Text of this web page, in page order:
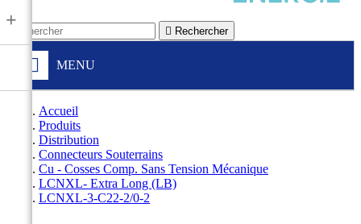
 Rechercher
MENU
+
Accueil
Produits
Distribution
Connecteurs Souterrains
Cu - Cosses Comp. Sans Tension Mécanique
LCNXL- Extra Long (LB)
LCNXL-3-C22-2/0-2